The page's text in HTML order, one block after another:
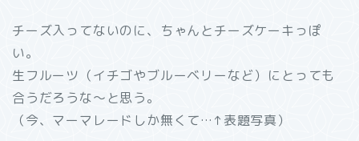
チーズ入ってないのに、ちゃんとチーズケーキっぽ
い。
生フルーツ（イチゴやブルーベリーなど）にとっても
合うだろうな～と思う。
（今、マーマレードしか無くて…↑表題写真）